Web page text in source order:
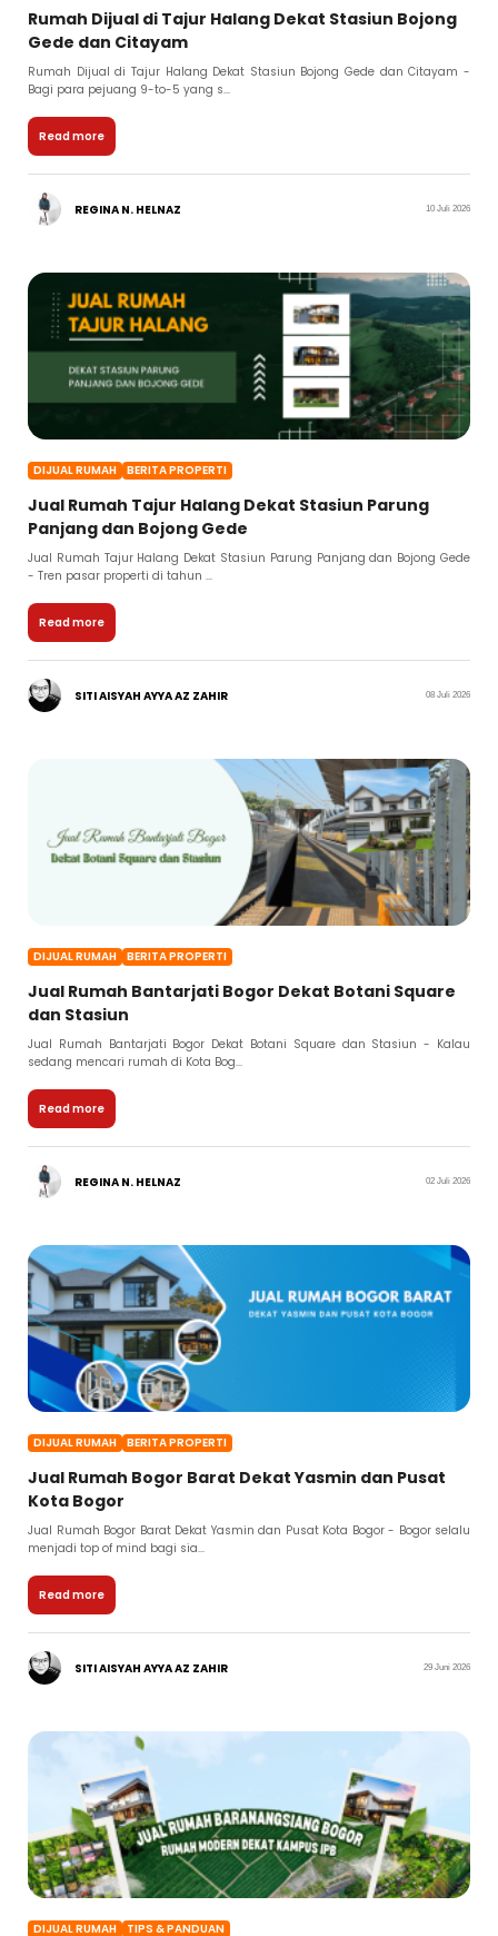
Rumah Dijual di Tajur Halang Dekat Stasiun Bojong
Gede dan Citayam
Rumah Dijual di Tajur Halang Dekat Stasiun Bojong Gede dan Citayam -
Bagi para pejuang 9-to-5 yang s...
Read more
REGINA N. HELNAZ 10 Juli 2026
DIJUAL RUMAH BERITA PROPERTI
Jual Rumah Tajur Halang Dekat Stasiun Parung
Panjang dan Bojong Gede
Jual Rumah Tajur Halang Dekat Stasiun Parung Panjang dan Bojong Gede
- Tren pasar properti di tahun ...
Read more
SITI AISYAH AYYA AZ ZAHIR 08 Juli 2026
DIJUAL RUMAH BERITA PROPERTI
Jual Rumah Bantarjati Bogor Dekat Botani Square
dan Stasiun
Jual Rumah Bantarjati Bogor Dekat Botani Square dan Stasiun - Kalau
sedang mencari rumah di Kota Bog...
Read more
REGINA N. HELNAZ 02 Juli 2026
DIJUAL RUMAH BERITA PROPERTI
Jual Rumah Bogor Barat Dekat Yasmin dan Pusat
Kota Bogor
Jual Rumah Bogor Barat Dekat Yasmin dan Pusat Kota Bogor - Bogor selalu
menjadi top of mind bagi sia...
Read more
SITI AISYAH AYYA AZ ZAHIR 29 Juni 2026
DIJUAL RUMAH TIPS & PANDUAN